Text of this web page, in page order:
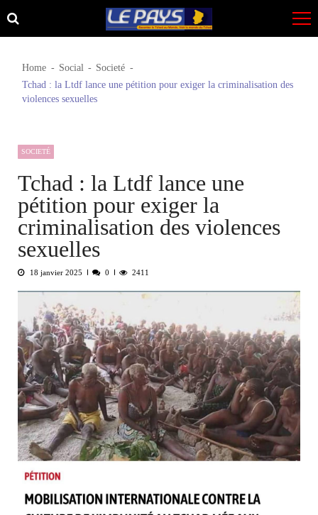
Skip
to
Skip
to
Home Social
Societé
Tchad : la Ltdf lance une pétition pour exiger la criminalisation des
violences sexuelles
SOCIETÉ
Tchad : la Ltdf lance une
pétition pour exiger la
criminalisation des violences
sexuelles
18 janvier 2025 0 2411